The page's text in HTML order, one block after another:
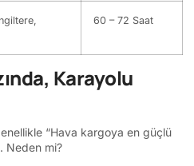
60 – 72 Saat
Karayolu
“Hava kargoya en güçlü
Neden mi?